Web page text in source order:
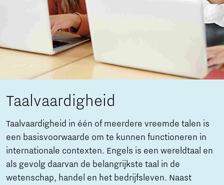
Taalvaardigheid
Taalvaardigheid in één of meerdere vreemde talen is
een basisvoorwaarde om te kunnen functioneren in
internationale contexten. Engels is een wereldtaal en
als gevolg daarvan de belangrijkste taal in de
wetenschap, handel en het bedrijfsleven. Naast